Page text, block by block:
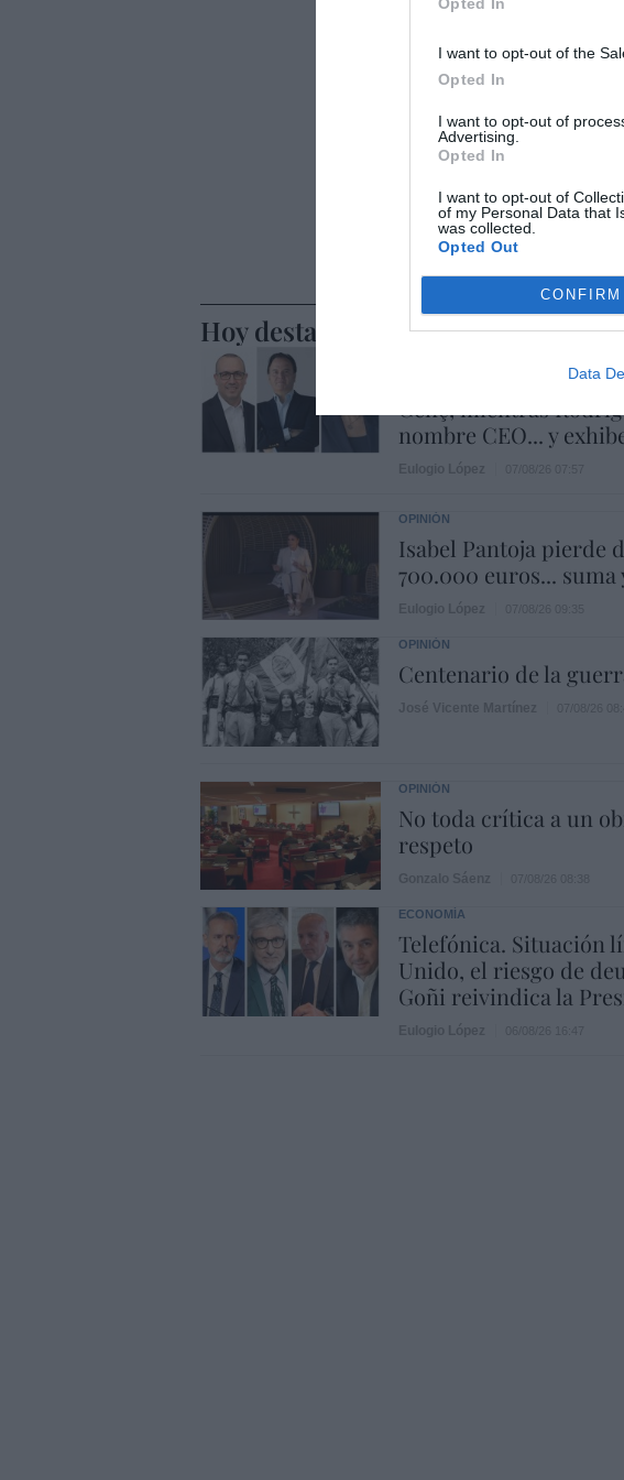
I want to opt-out of the
Opted In
I want to opt-out of
Advertising.
Opted In
I want to opt-out of
of my Personal Data that
was collected.
Opted Out
CONFIRM
Data
Hoy destacamos
BBVA. Torres no se
Genç, mientras
nombre CEO... y
OPINIÓN
Isabel Pantoja pierde
700.000 euros... suma
OPINIÓN
Centenario de la
OPINIÓN
No toda crítica a un
respeto
ECONOMÍA
Telefónica. Situación
Unido, el riesgo de
Goñi reivindica la